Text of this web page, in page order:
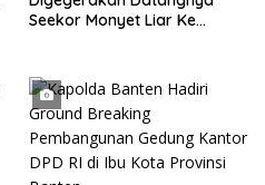
Seekor Monyet Liar Ke